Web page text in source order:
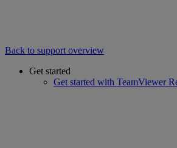
Back to support overview
Get started
Get started with TeamViewer